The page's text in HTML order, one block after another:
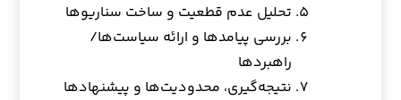
تحلیل عدم قطعیت و ساخت سناریوها
بررسی پیامدها و ارائه سیاست‌ها/
راهبردها
نتیجه‌گیری، محدودیت‌ها و پیشنهادها